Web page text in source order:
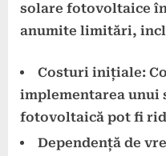
solare fotovoltaice
anumite limitări,
Costuri inițiale:
implementarea unui
fotovoltaică pot fi
Dependență de